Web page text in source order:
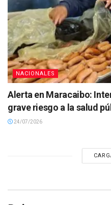
NACIONALES
Alerta en Maracaibo:
grave riesgo a la salud
24/07/2026